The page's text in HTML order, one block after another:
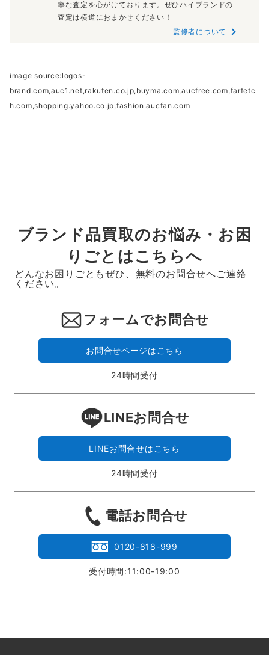
寧な査定を心がけております。ぜひハイブランドの
査定は横道におまかせください！
監修者について
image source:logos-
brand.com,auc1.net,rakuten.co.jp,buyma.com,aucfree.com,farfetc
h.com,shopping.yahoo.co.jp,fashion.aucfan.com
ブランド品買取のお悩み・お困
りごとはこちらへ
どんなお困りごともぜひ、無料のお問合せへご連絡
ください。
フォームでお問合せ
お問合せページはこちら
24時間受付
LINEお問合せ
LINEお問合せはこちら
24時間受付
電話お問合せ
0120-818-999
受付時間:11:00-19:00